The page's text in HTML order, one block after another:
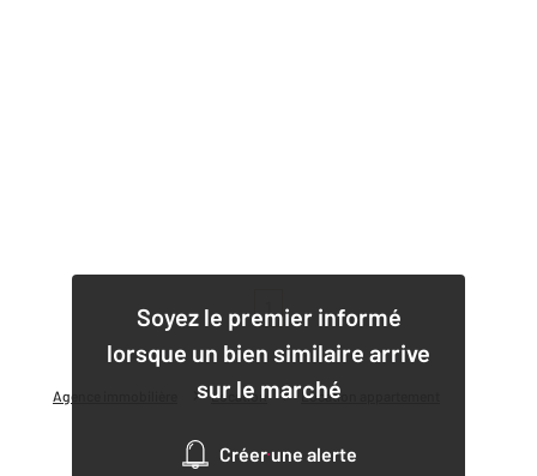
Agence immobilière Location Location appartement
Soyez le premier informé
lorsque un bien similaire arrive
sur le marché
Créer une alerte